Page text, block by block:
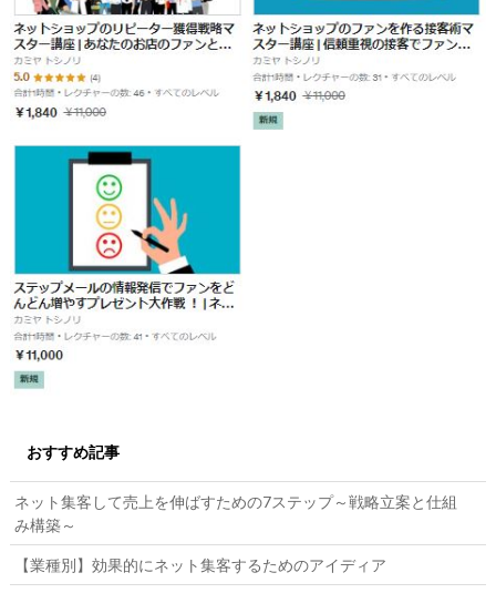
おすすめ記事
ネット集客して売上を伸ばすための7ステップ～戦略立案と仕組
み構築～
【業種別】効果的にネット集客するためのアイディア